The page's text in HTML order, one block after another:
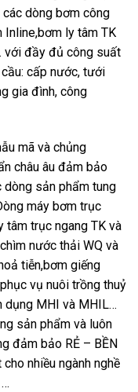
dòng bơm công
Inline,bơm ly tâm TK
với đầy đủ công suất
cấp nước, tưới
gia đình, công
mã và chủng
châu âu đảm bảo
sản phẩm tung
máy bơm trục
tâm trục ngang TK và
nước thải WQ và
tiễn,bơm giếng
vụ nuôi trồng thuỷ
dụng MHI và MHIL…
sản phẩm và luôn
đảm bảo RẺ – BỀN
nhiều ngành nghề